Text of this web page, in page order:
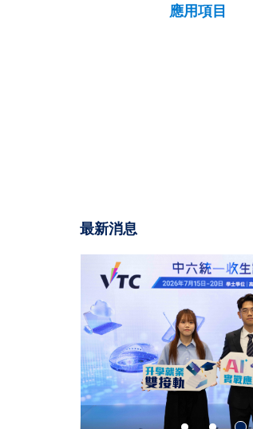
應用項目
最新消息